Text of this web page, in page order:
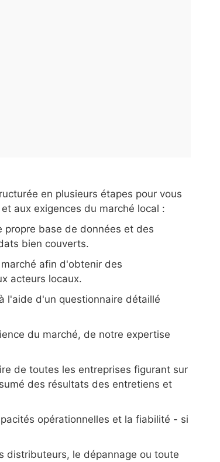
en plusieurs étapes pour vous
aux exigences du marché local :
base de données et des
bien couverts.
afin d'obtenir des
acteurs locaux.
l'aide d'un questionnaire détaillé
du marché, de notre expertise
de toutes les entreprises figurant sur
des résultats des entretiens et
opérationnelles et la fiabilité - si
distributeurs, le dépannage ou toute